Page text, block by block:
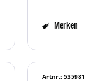
Merken
Artnr.: 535981